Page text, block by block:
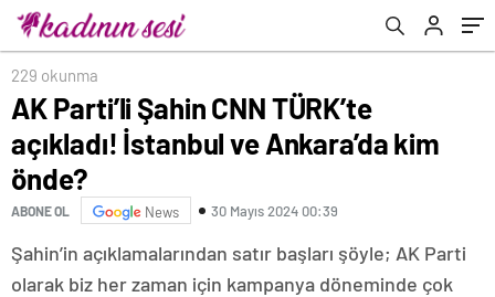
229 okunma
AK Parti’li Şahin CNN TÜRK’te
açıkladı! İstanbul ve Ankara’da kim
önde?
ABONE OL News 30 Mayıs 2024 00:39
Şahin’in açıklamalarından satır başları şöyle; AK Parti
olarak biz her zaman için kampanya döneminde çok